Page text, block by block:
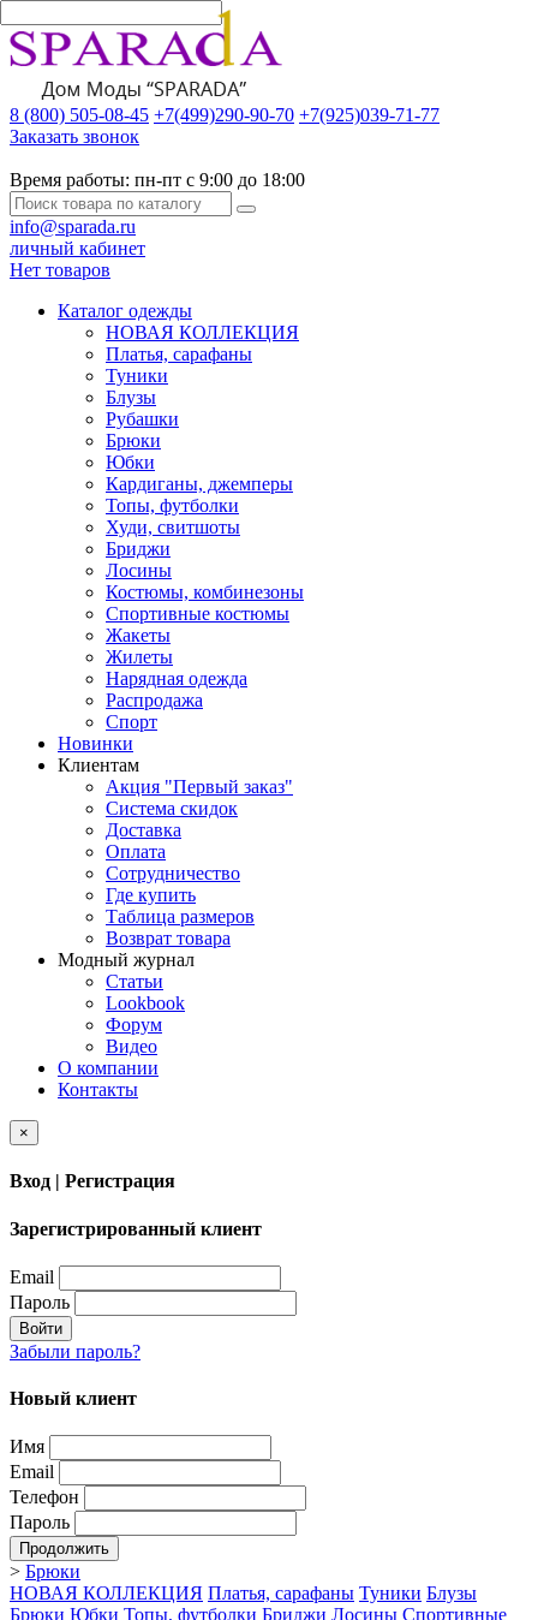
8 (800) 505-08-45 +7(499)290-90-70 +7(925)039-71-77
Заказать звонок
Время работы: пн-пт с 9:00 до 18:00
info@sparada.ru
личный кабинет
Нет товаров
Каталог одежды
НОВАЯ КОЛЛЕКЦИЯ
Платья, сарафаны
Туники
Блузы
Рубашки
Брюки
Юбки
Кардиганы, джемперы
Топы, футболки
Худи, свитшоты
Бриджи
Лосины
Костюмы, комбинезоны
Спортивные костюмы
Жакеты
Жилеты
Нарядная одежда
Распродажа
Спорт
Новинки
Клиентам
Акция "Первый заказ"
Система скидок
Доставка
Оплата
Сотрудничество
Где купить
Таблица размеров
Возврат товара
Модный журнал
Статьи
Lookbook
Форум
Видео
О компании
Контакты
×
Вход | Регистрация
Зарегистрированный клиент
Email
Пароль
Войти
Забыли пароль?
Новый клиент
Имя
Email
Телефон
Пароль
Продолжить
> Брюки
НОВАЯ КОЛЛЕКЦИЯ Платья, сарафаны Туники Блузы
Брюки Юбки Топы, футболки Бриджи Лосины Спортивные